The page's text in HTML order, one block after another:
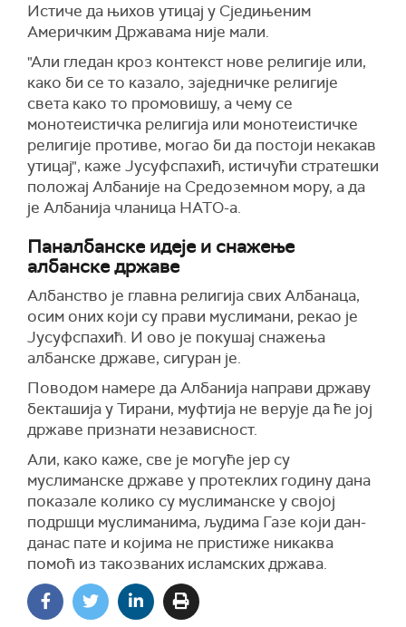
Истиче да њихов утицај у Сједињеним
Америчким Државама није мали.
"Али гледан кроз контекст нове религије или,
како би се то казало, заједничке религије
света како то промовишу, а чему се
монотеистичка религија или монотеистичке
религије противе, могао би да постоји некакав
утицај", каже Јусуфспахић, истичући стратешки
положај Албаније на Средоземном мору, а да
је Албанија чланица НАТО-а.
Паналбанске идеје и снажење
албанске државе
Албанство је главна религија свих Албанаца,
осим оних који су прави муслимани, рекао је
Јусуфспахић. И ово је покушај снажења
албанске државе, сигуран је.
Поводом намере да Албанија направи државу
бекташија у Тирани, муфтија не верује да ће јој
државе признати независност.
Али, како каже, све је могуће јер су
муслиманске државе у протеклих годину дана
показале колико су муслиманске у својој
подршци муслиманима, људима Газе који дан-
данас пате и којима не пристиже никаква
помоћ из такозваних исламских држава.